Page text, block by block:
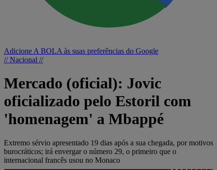
Adicione A BOLA às suas preferências do Google
// Nacional //
Mercado (oficial): Jovic
oficializado pelo Estoril com
'homenagem' a Mbappé
Extremo sérvio apresentado 19 dias após a sua chegada, por motivos
burocráticos; irá envergar o número 29, o primeiro que o
internacional francês usou no Monaco